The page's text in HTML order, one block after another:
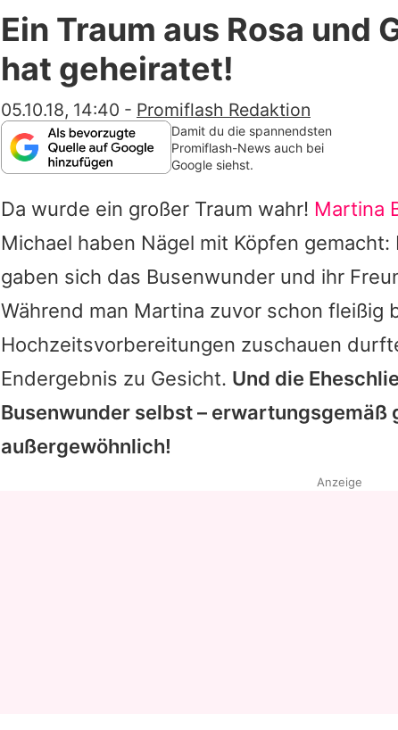
Ein Traum aus Rosa und
hat geheiratet!
05.10.18, 14:40 - Promiflash Redaktion
Damit du die spannendsten
Promiflash-News auch bei
Google siehst.
Da wurde ein großer Traum wahr! Martina
Michael haben Nägel mit Köpfen
gaben sich das Busenwunder und ihr
Während man Martina zuvor schon fleißig
Hochzeitsvorbereitungen zuschauen
Endergebnis zu Gesicht. Und die
Busenwunder selbst – erwartungsgemäß
außergewöhnlich!
Anzeige